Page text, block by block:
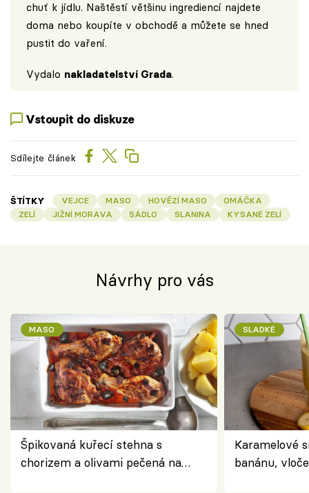
chuť k jídlu. Naštěstí většinu ingrediencí najdete
doma nebo koupíte v obchodě a můžete se hned
pustit do vaření.
Vydalo nakladatelství Grada.
Vstoupit do diskuze
Sdílejte článek
ŠTÍTKY VEJCE MASO HOVĚZÍ MASO
OMÁČKA
ZELÍ
JIŽNÍ MORAVA SÁDLO SLANINA KYSANÉ ZELÍ
Návrhy pro vás
MASO
Špikovaná kuřecí stehna s
chorizem a olivami pečená na
SLADKÉ
Karamelové
banánu,